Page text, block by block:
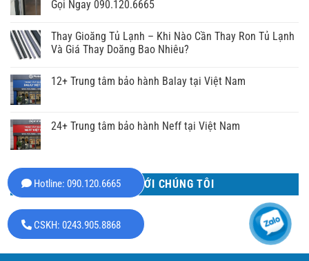
Gọi Ngay 090.120.6665
Thay Gioăng Tủ Lạnh – Khi Nào Cần Thay Ron Tủ Lạnh
Và Giá Thay Doăng Bao Nhiêu?
12+ Trung tâm bảo hành Balay tại Việt Nam
24+ Trung tâm bảo hành Neff tại Việt Nam
LIÊN HỆ VỚI CHÚNG TÔI
Hotline: 090.120.6665
CSKH: 0243.905.8868